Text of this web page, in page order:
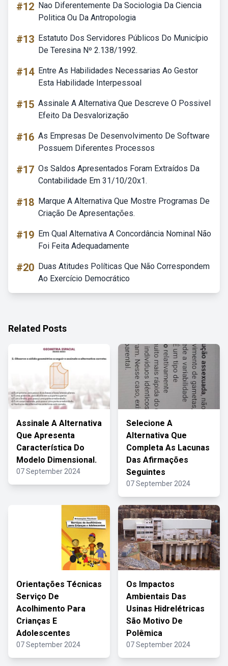
#12 Nao Diferentemente Da Sociologia Da Ciencia
Politica Ou Da Antropologia
#13 Estatuto Dos Servidores Públicos Do Município
De Teresina Nº 2.138/1992.
#14 Entre As Habilidades Necessarias Ao Gestor
Esta Habilidade Interpessoal
#15 Assinale A Alternativa Que Descreve O Possivel
Efeito Da Desvalorização
#16 As Empresas De Desenvolvimento De Software
Possuem Diferentes Processos
#17 Os Saldos Apresentados Foram Extraídos Da
Contabilidade Em 31/10/20x1.
#18 Marque A Alternativa Que Mostre Programas De
Criação De Apresentações.
#19 Em Qual Alternativa A Concordância Nominal Não
Foi Feita Adequadamente
#20 Duas Atitudes Políticas Que Não Correspondem
Ao Exercício Democrático
Related Posts
Assinale A Alternativa
Que Apresenta
Característica Do
Modelo Dimensional.
07 September 2024
Selecione A
Alternativa Que
Completa As Lacunas
Das Afirmações
Seguintes
07 September 2024
Orientações Técnicas
Serviço De
Acolhimento Para
Crianças E
Adolescentes
07 September 2024
Os Impactos
Ambientais Das
Usinas Hidrelétricas
São Motivo De
Polêmica
07 September 2024